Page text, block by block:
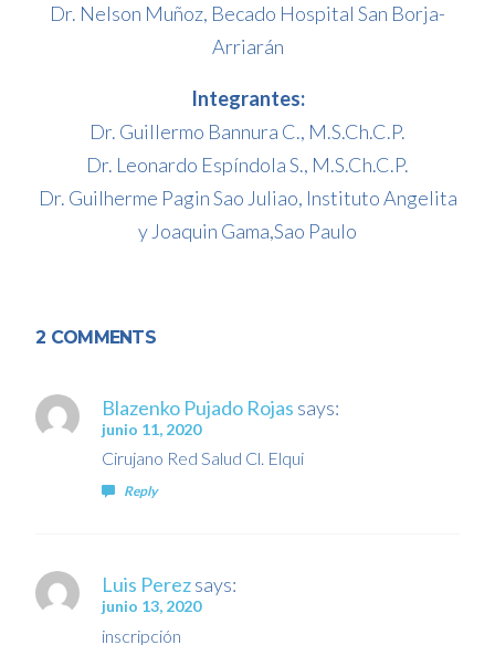
Dr. Nelson Muñoz, Becado Hospital San Borja-
Arriarán
Integrantes:
Dr. Guillermo Bannura C., M.S.Ch.C.P.
Dr. Leonardo Espíndola S., M.S.Ch.C.P.
Dr. Guilherme Pagin Sao Juliao, Instituto Angelita
y Joaquin Gama,Sao Paulo
2 COMMENTS
Blazenko Pujado Rojas says:
junio 11, 2020
Cirujano Red Salud Cl. Elqui
Reply
Luis Perezsays:
junio 13, 2020
inscripción